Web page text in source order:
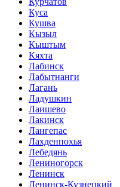
Куса
Кушва
Кызыл
Кыштым
Кяхта
Лабинск
Лабытнанги
Лагань
Ладушкин
Лаишево
Лакинск
Лангепас
Лахденпохья
Лебедянь
Лениногорск
Ленинск
Ленинск-Кузнецкий